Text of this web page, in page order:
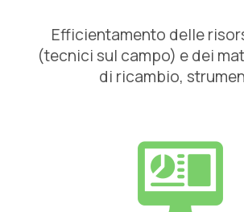
Efficientamento delle
(tecnici sul campo) e dei
di ricambio,